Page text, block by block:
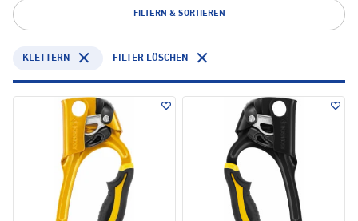
FILTERN & SORTIEREN
KLETTERN FILTER LÖSCHEN